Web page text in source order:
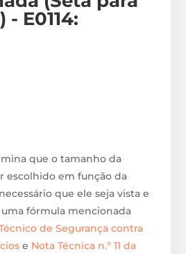
- E0114:
que o tamanho da
escolhido em função da
que ele seja vista e
fórmula mencionada
de Segurança contra
e Nota Técnica n.º 11 da